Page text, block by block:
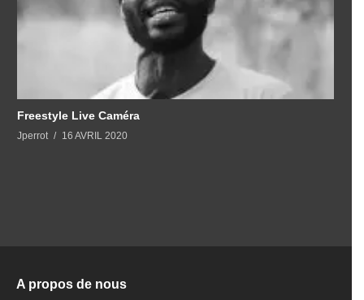
Freestyle Live Caméra
Jperrot 16 AVRIL 2020
A propos de nous